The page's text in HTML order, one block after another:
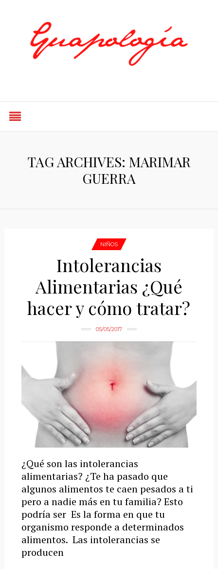
TAG ARCHIVES: MARIMAR
GUERRA
NIÑOS
Intolerancias
Alimentarias ¿Qué
hacer y cómo tratar?
05/05/2017
¿Qué son las intolerancias
alimentarias? ¿Te ha pasado que
algunos alimentos te caen pesados a ti
pero a nadie más en tu familia? Esto
podría ser Es la forma en que tu
organismo responde a determinados
alimentos. Las intolerancias se
producen